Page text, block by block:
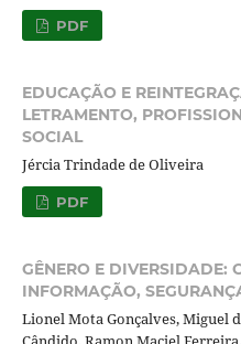
PDF
EDUCAÇÃO E
LETRAMENTO,
SOCIAL
Jércia Trindade de Oliveira
PDF
GÊNERO E DIVERSIDADE:
INFORMAÇÃO,
Lionel Mota Gonçalves, Miguel